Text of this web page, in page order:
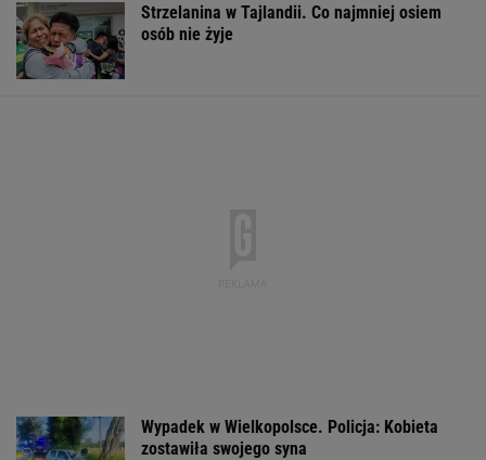
Strzelanina w Tajlandii. Co najmniej osiem
osób nie żyje
Wypadek w Wielkopolsce. Policja: Kobieta
zostawiła swojego syna